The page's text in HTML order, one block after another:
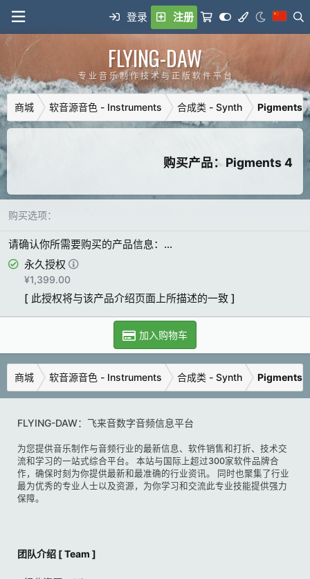
登录 注册
FLYING-DAW
专 业 音 乐 制 作 技 术 与 正 版 软 件 平 台
商城 软音源音色 - Instruments 合成类 - Synth Pigments 4
购买产品：Pigments 4
购买选项：
请确认你所需要购买的产品信息：…
永久授权
¥1,399.00
[ 此授权将与该产品介绍页面上所描述的一致 ]
加入购物车
商城 软音源音色 - Instruments 合成类 - Synth Pigments 4
FLYING-DAW：飞来音数字音频信息平台
为您提供音乐制作与音频行业的最新信息、软件销售和打折、技术交
流和学习的一站式综合平台。 本站与国际上超过300家软件品牌合
作，确保时刻为你提供最新和最准确的行业资讯。 同时也聚集了行业
最为优秀的专业人士以及资源，为你学习和交流此专业技能提供强力
保障。
团队介绍 [ Team ]